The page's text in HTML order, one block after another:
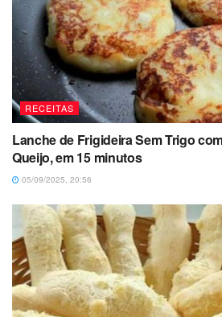
RECEITAS
Lanche de Frigideira Sem Trigo
Queijo, em 15 minutos
05/09/2025, 20:56